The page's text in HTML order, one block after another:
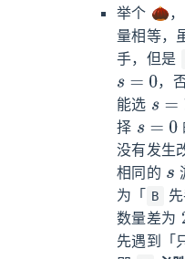
举个 🌰
量相等，
手，但是
s=0 ，
能选 s=1
择 s=0
没有发生
相同的 s
为「
B 先
数量差为
先遇到「